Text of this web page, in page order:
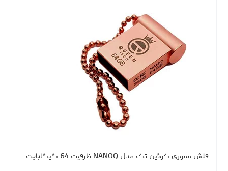
فلش مموری کوئین تک مدل NANOQ ظرفیت 64 گیگابایت